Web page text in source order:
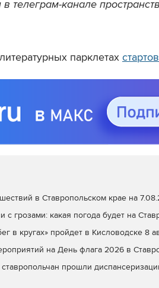
телеграм-канале
парклетах
в Ставропольском крае на
с грозами: какая погода будет на
в кругах» пройдет в Кисловодске 8
на День флага 2026 в
прошли